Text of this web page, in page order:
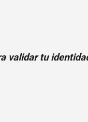
validar tu